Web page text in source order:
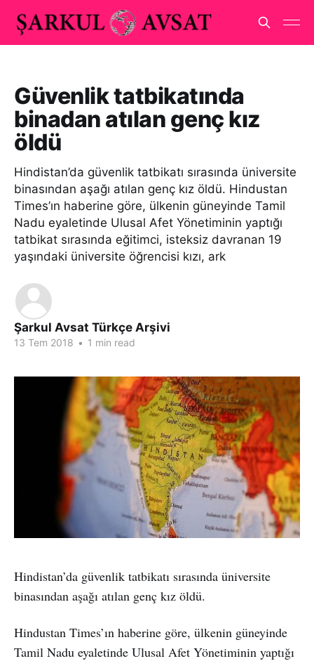
Güvenlik tatbikatında
binadan atılan genç kız
öldü
Hindistan’da güvenlik tatbikatı sırasında üniversite
binasından aşağı atılan genç kız öldü. Hindustan
Times’ın haberine göre, ülkenin güneyinde Tamil
Nadu eyaletinde Ulusal Afet Yönetiminin yaptığı
tatbikat sırasında eğitimci, isteksiz davranan 19
yaşındaki üniversite öğrencisi kızı, ark
Şarkul Avsat Türkçe Arşivi
13 Tem 2018 • 1 min read
Hindistan’da güvenlik tatbikatı sırasında üniversite
binasından aşağı atılan genç kız öldü.
Hindustan Times’ın haberine göre, ülkenin güneyinde
Tamil Nadu eyaletinde Ulusal Afet Yönetiminin yaptığı